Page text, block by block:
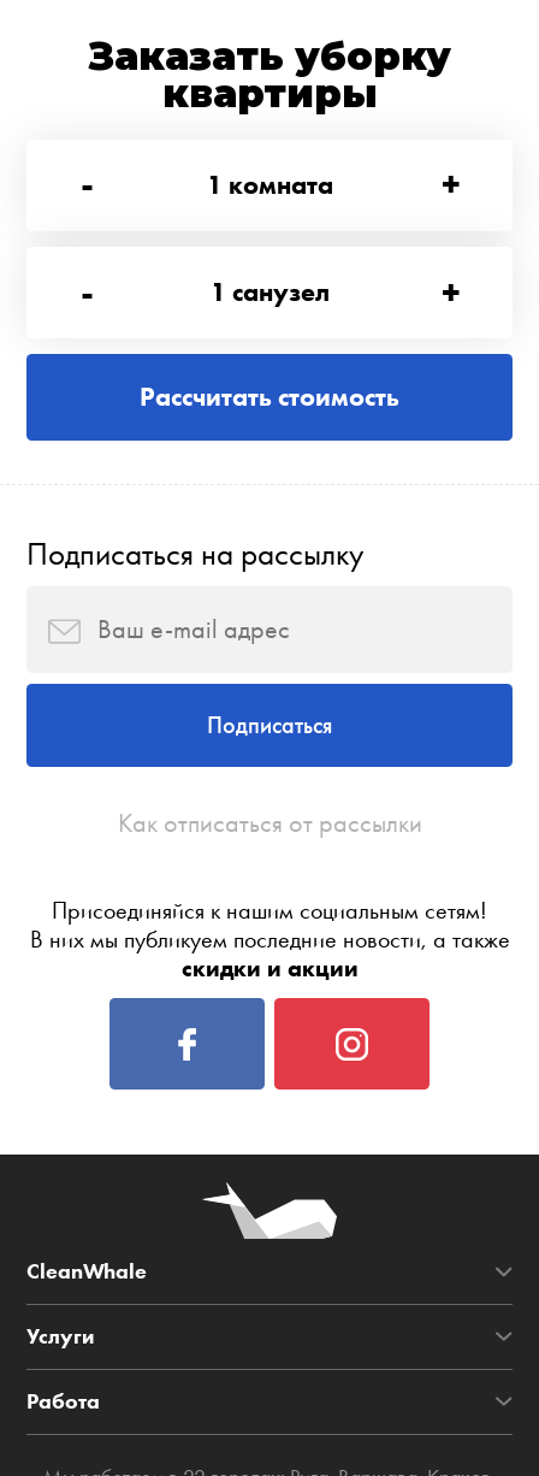
Заказать уборку
квартиры
-
1 комната +
- 1 санузел +
Рассчитать стоимость
Подписаться на рассылку
Подписаться
Как отписаться от рассылки
Присоединяйся к нашим социальным сетям!
В них мы публикуем последние новости, а также
скидки и акции
CleanWhale
Услуги
Работа